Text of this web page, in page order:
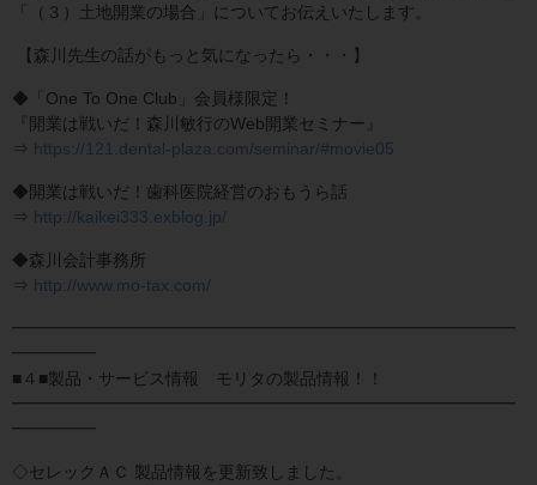
「（３）土地開業の場合」についてお伝えいたします。
【森川先生の話がもっと気になったら・・・】
◆「One To One Club」会員様限定！
『開業は戦いだ！森川敏行のWeb開業セミナー』
⇒ https://121.dental-plaza.com/seminar/#movie05
◆開業は戦いだ！歯科医院経営のおもうら話
⇒ http://kaikei333.exblog.jp/
◆森川会計事務所
⇒ http://www.mo-tax.com/
━━━━━━━━━━━━━━━━━━━━━━━━━━━━━━
━━━━━
■４■製品・サービス情報 モリタの製品情報！！
━━━━━━━━━━━━━━━━━━━━━━━━━━━━━━
━━━━━
◇セレックＡＣ 製品情報を更新致しました。